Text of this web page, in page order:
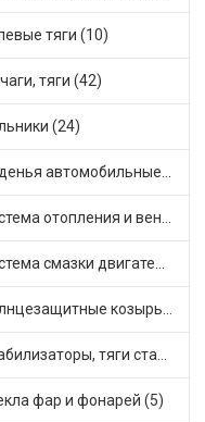
тяги (10)
тяги (42)
(24)
Сиденья автомобильные (1)
Система отопления и вентиляции (17)
Система смазки двигателя (17)
Солнцезащитные козырьки для салона автомобиля (3)
Стабилизаторы, тяги стабилизатора, стойки стабилиз (3)
фар и фонарей (5)